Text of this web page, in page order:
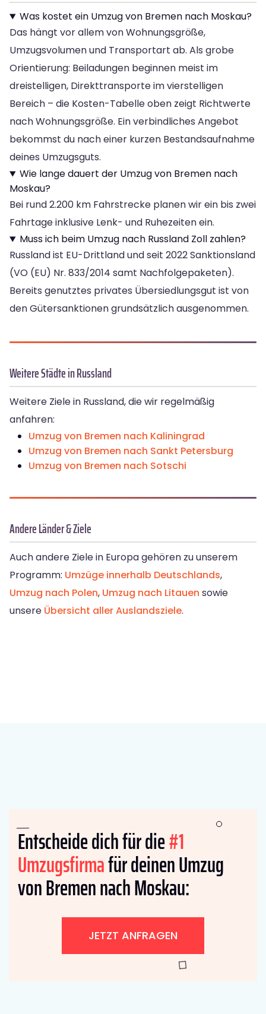
Was kostet ein Umzug von Bremen nach Moskau?
Das hängt vor allem von Wohnungsgröße,
Umzugsvolumen und Transportart ab. Als grobe
Orientierung: Beiladungen beginnen meist im
dreistelligen, Direkttransporte im vierstelligen
Bereich – die Kosten-Tabelle oben zeigt Richtwerte
nach Wohnungsgröße. Ein verbindliches Angebot
bekommst du nach einer kurzen Bestandsaufnahme
deines Umzugsguts.
Wie lange dauert der Umzug von Bremen nach
Moskau?
Bei rund 2.200 km Fahrstrecke planen wir ein bis zwei
Fahrtage inklusive Lenk- und Ruhezeiten ein.
Muss ich beim Umzug nach Russland Zoll zahlen?
Russland ist EU-Drittland und seit 2022 Sanktionsland
(VO (EU) Nr. 833/2014 samt Nachfolgepaketen).
Bereits genutztes privates Übersiedlungsgut ist von
den Gütersanktionen grundsätzlich ausgenommen.
Weitere Städte in Russland
Weitere Ziele in Russland, die wir regelmäßig
anfahren:
Umzug von Bremen nach Kaliningrad
Umzug von Bremen nach Sankt Petersburg
Umzug von Bremen nach Sotschi
Andere Länder & Ziele
Auch andere Ziele in Europa gehören zu unserem
Programm: Umzüge innerhalb Deutschlands,
Umzug nach Polen, Umzug nach Litauen sowie
unsere Übersicht aller Auslandsziele.
Entscheide dich für die#1
Umzugsfirmafür deinen Umzug
von Bremen nach Moskau:
JETZT ANFRAGEN